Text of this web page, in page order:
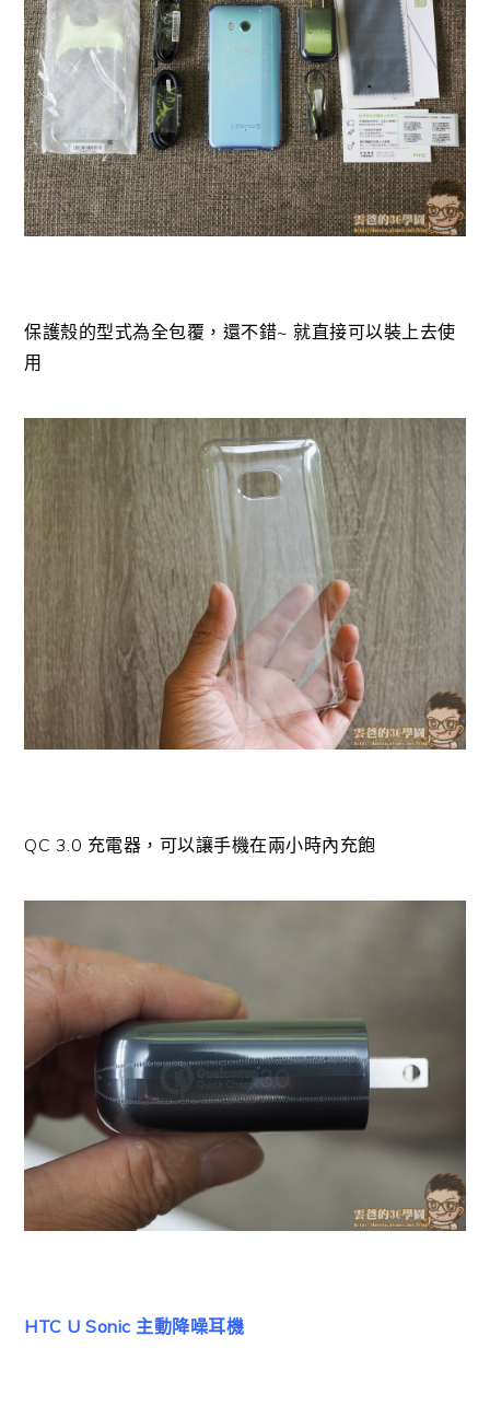
保護殼的型式為全包覆，還不錯~ 就直接可以裝上去使
用
QC 3.0 充電器，可以讓手機在兩小時內充飽
HTC U Sonic 主動降噪耳機